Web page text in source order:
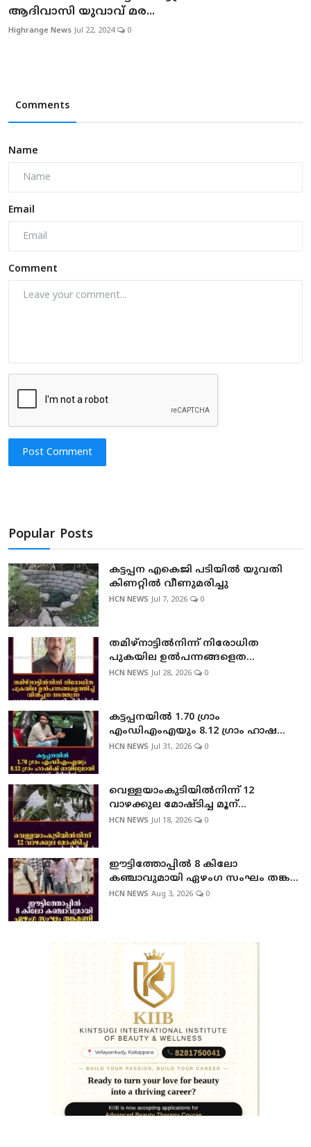
ആദിവാസി യുവാവ് മര...
Highrange News Jul 22, 2024 0
Comments
Name
Email
Comment
Post Comment
Popular Posts
കട്ടപ്പന എകെജി പടിയിൽ യുവതി
കിണറ്റിൽ വീണുമരിച്ചു
HCN NEWS Jul 7, 2026 0
തമിഴ്നാട്ടില്‍നിന്ന് നിരോധിത
പുകയില ഉല്‍പന്നങ്ങളെത...
HCN NEWS Jul 28, 2026 0
കട്ടപ്പനയില്‍ 1.70 ഗ്രാം
എംഡിഎംഎയും 8.12 ഗ്രാം ഹാഷ...
HCN NEWS Jul 31, 2026 0
വെള്ളയാംകുടിയില്‍നിന്ന് 12
വാഴക്കുല മോഷ്ടിച്ച മൂന്...
HCN NEWS Jul 18, 2026 0
ഈട്ടിത്തോപ്പില്‍ 8 കിലോ
കഞ്ചാവുമായി ഏഴംഗ സംഘം തങ്ക...
HCN NEWS Aug 3, 2026 0